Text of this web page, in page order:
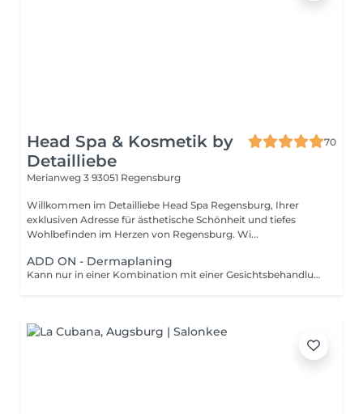
Head Spa & Kosmetik by
Detailliebe
70
Merianweg 3 93051 Regensburg
Willkommen im Detailliebe Head Spa Regensburg, Ihrer
exklusiven Adresse für ästhetische Schönheit und tiefes
Wohlbefinden im Herzen von Regensburg. Wi...
ADD ON - Dermaplaning
Kann nur in einer Kombination mit einer Gesichtsbehandlung gebucht werden.